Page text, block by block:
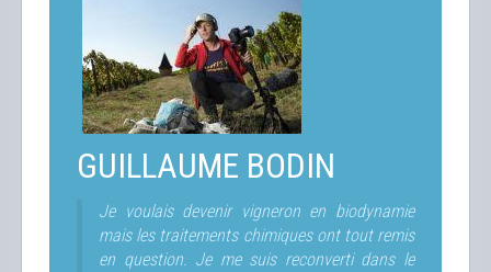
GUILLAUME BODIN
Je voulais devenir vigneron en biodynamie
mais les traitements chimiques ont tout remis
en question. Je me suis reconverti dans le